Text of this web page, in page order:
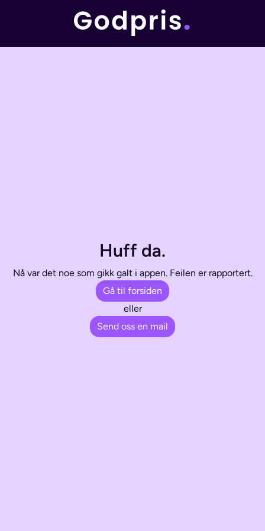
Huff da.
Nå var det noe som gikk galt i appen. Feilen er rapportert.
Gå til forsiden
eller
Send oss en mail